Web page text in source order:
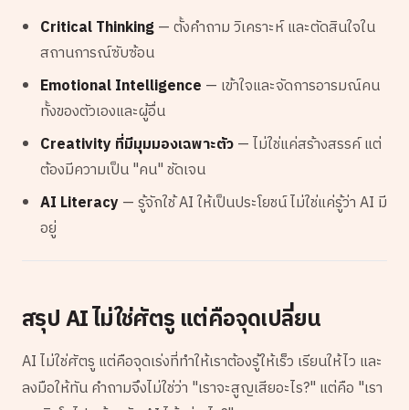
Critical Thinking— ตั้งคำถาม วิเคราะห์ และตัดสินใจใน
สถานการณ์ซับซ้อน
Emotional Intelligence — เข้าใจและจัดการอารมณ์คน
ทั้งของตัวเองและผู้อื่น
Creativity ที่มีมุมมองเฉพาะตัว— ไม่ใช่แค่สร้างสรรค์ แต่
ต้องมีความเป็น "คน" ชัดเจน
AI Literacy— รู้จักใช้ AI ให้เป็นประโยชน์ ไม่ใช่แค่รู้ว่า AI มี
อยู่
สรุป AI ไม่ใช่ศัตรู แต่คือจุดเปลี่ยน
AI ไม่ใช่ศัตรู แต่คือจุดเร่งที่ทำให้เราต้องรู้ให้เร็ว เรียนให้ไว และ
ลงมือให้ทัน คำถามจึงไม่ใช่ว่า "เราจะสูญเสียอะไร?" แต่คือ "เรา